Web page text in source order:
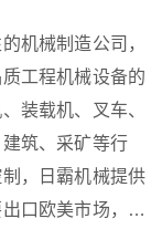
机械制造公司，
工程机械设备的
装载机、叉车、
筑、采矿等行
，日霸机械提供
口欧美市场，并